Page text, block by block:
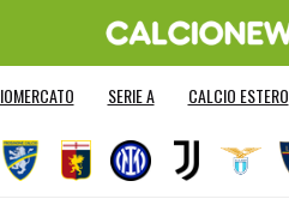
SERIE A CALCIO ESTERO